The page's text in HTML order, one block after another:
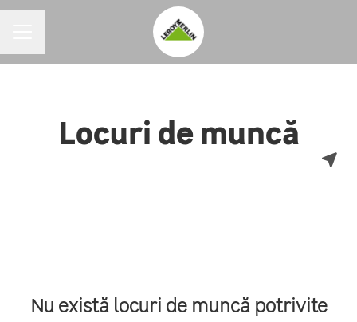
Locuri de muncă
Nu există locuri de muncă potrivite